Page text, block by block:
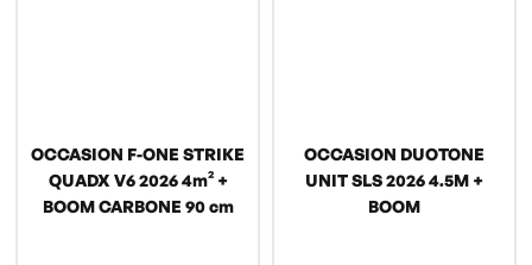
OCCASION F-ONE STRIKE
QUADX V6 2026 4m² +
BOOM CARBONE 90 cm
OCCASION DUOTONE
UNIT SLS 2026 4.5M +
BOOM